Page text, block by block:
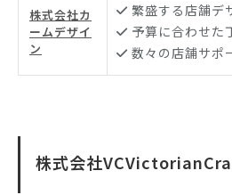
株式会社カ
ームデザイ
ン
繁盛する店舗デ
予算に合わせた
数々の店舗サポ
株式会社